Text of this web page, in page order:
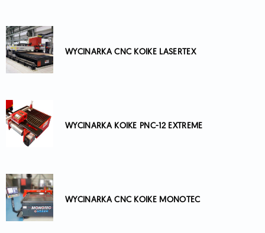
WYCINARKA CNC KOIKE LASERTEX
WYCINARKA KOIKE PNC-12 EXTREME
WYCINARKA CNC KOIKE MONOTEC